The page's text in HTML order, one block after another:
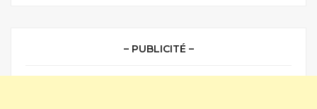
– PUBLICITÉ –